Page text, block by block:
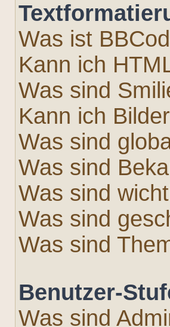
Was ist
Kann ich
Was sind
Kann ich
Was sind
Was sind
Was sind
Was sind
Was sind
Benutzer-
Was sind